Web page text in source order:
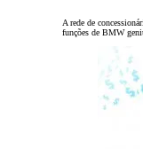
A rede de
funções de BMW